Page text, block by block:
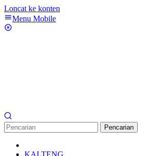
Loncat ke konten
Menu Mobile
Pencarian
KALTENG